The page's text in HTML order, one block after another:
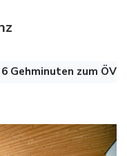
6 Gehminuten zum ÖV